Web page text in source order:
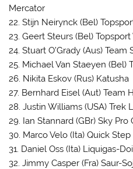
Mercator
22. Stijn Neirynck (Bel)
23. Geert Steurs (Bel)
24. Stuart O’Grady (Aus) Team
25. Michael Van Staeyen
26. Nikita Eskov (Rus) Katusha
27. Bernhard Eisel (Aut) Team
28. Justin Williams (USA) Trek
29. Ian Stannard (GBr) Sky Pro
30. Marco Velo (Ita) Quick Step
31. Daniel Oss (Ita) Liquigas-
32. Jimmy Casper (Fra) Saur-